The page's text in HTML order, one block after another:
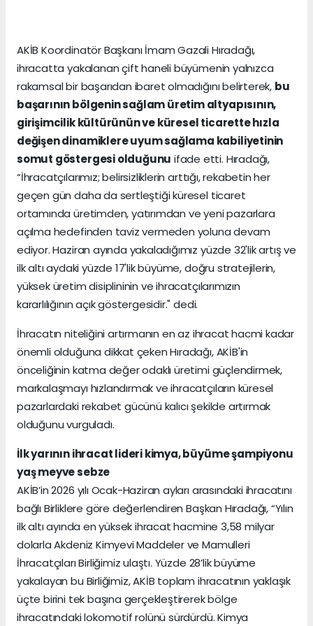
AKİB Koordinatör Başkanı İmam Gazali Hıradağı,
ihracatta yakalanan çift haneli büyümenin yalnızca
rakamsal bir başarıdan ibaret olmadığını belirterek, bu
başarının bölgenin sağlam üretim altyapısının,
girişimcilik kültürünün ve küresel ticarette hızla
değişen dinamiklere uyum sağlama kabiliyetinin
somut göstergesi olduğunu ifade etti. Hıradağı,
“İhracatçılarımız; belirsizliklerin arttığı, rekabetin her
geçen gün daha da sertleştiği küresel ticaret
ortamında üretimden, yatırımdan ve yeni pazarlara
açılma hedefinden taviz vermeden yoluna devam
ediyor. Haziran ayında yakaladığımız yüzde 32'lik artış ve
ilk altı aydaki yüzde 17'lik büyüme, doğru stratejilerin,
yüksek üretim disiplininin ve ihracatçılarımızın
kararlılığının açık göstergesidir." dedi.
İhracatın niteliğini artırmanın en az ihracat hacmi kadar
önemli olduğuna dikkat çeken Hıradağı, AKİB'in
önceliğinin katma değer odaklı üretimi güçlendirmek,
markalaşmayı hızlandırmak ve ihracatçıların küresel
pazarlardaki rekabet gücünü kalıcı şekilde artırmak
olduğunu vurguladı.
İlk yarının ihracat lideri kimya, büyüme şampiyonu
yaş meyve sebze
AKİB’in 2026 yılı Ocak-Haziran ayları arasındaki ihracatını
bağlı Birliklere göre değerlendiren Başkan Hıradağı, “Yılın
ilk altı ayında en yüksek ihracat hacmine 3,58 milyar
dolarla Akdeniz Kimyevi Maddeler ve Mamulleri
İhracatçıları Birliğimiz ulaştı. Yüzde 28’lik büyüme
yakalayan bu Birliğimiz, AKİB toplam ihracatının yaklaşık
üçte birini tek başına gerçekleştirerek bölge
ihracatındaki lokomotif rolünü sürdürdü. Kimya